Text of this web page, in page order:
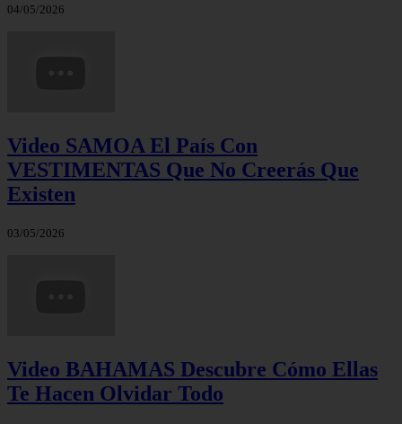
04/05/2026
Video SAMOA El País Con
VESTIMENTAS Que No Creerás Que
Existen
03/05/2026
Video BAHAMAS Descubre Cómo Ellas
Te Hacen Olvidar Todo